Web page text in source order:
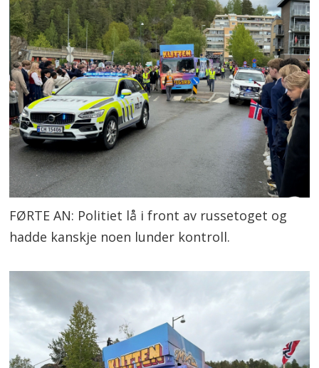
FØRTE AN: Politiet lå i front av russetoget og
hadde kanskje noen lunder kontroll.